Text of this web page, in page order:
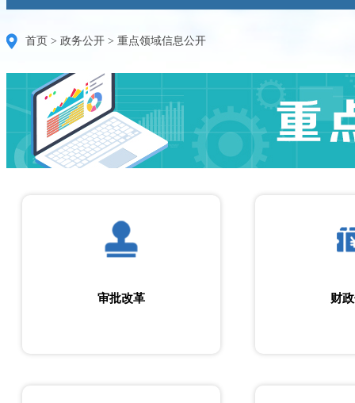
首页 > 政务公开 > 重点领域信息公开
审批改革 财